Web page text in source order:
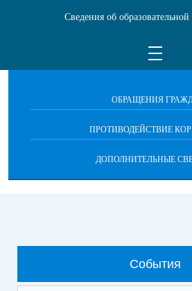
ОБРАЩЕНИЯ
ПРОТИВОДЕЙСТВИЕ
ДОПОЛНИТЕЛЬНЫЕ
События
Сведения об